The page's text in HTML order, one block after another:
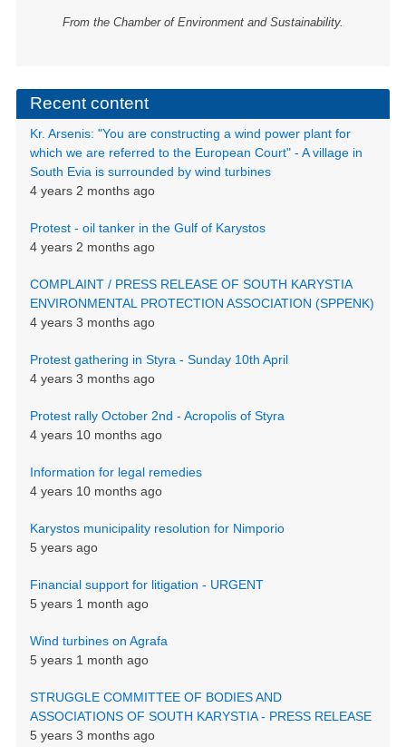
From the Chamber of Environment and Sustainability.
Recent content
Kr. Arsenis: "You are constructing a wind power plant for
which we are referred to the European Court" - A village in
South Evia is surrounded by wind turbines
4 years 2 months ago
Protest - oil tanker in the Gulf of Karystos
4 years 2 months ago
COMPLAINT / PRESS RELEASE OF SOUTH KARYSTIA
ENVIRONMENTAL PROTECTION ASSOCIATION (SPPENK)
4 years 3 months ago
Protest gathering in Styra - Sunday 10th April
4 years 3 months ago
Protest rally October 2nd - Acropolis of Styra
4 years 10 months ago
Information for legal remedies
4 years 10 months ago
Karystos municipality resolution for Nimporio
5 years ago
Financial support for litigation - URGENT
5 years 1 month ago
Wind turbines on Agrafa
5 years 1 month ago
STRUGGLE COMMITTEE OF BODIES AND
ASSOCIATIONS OF SOUTH KARYSTIA - PRESS RELEASE
5 years 3 months ago